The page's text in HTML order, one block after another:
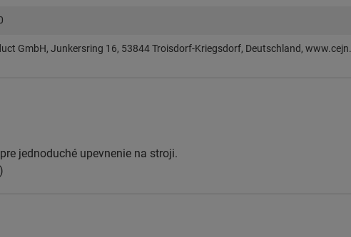
GmbH, Junkersring 16, 53844 Troisdorf-Kriegsdorf, Deutschland,
jednoduché upevnenie na stroji.